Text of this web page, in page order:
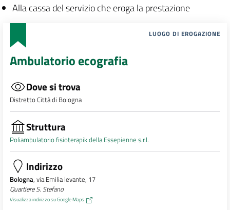
Alla cassa del servizio che eroga la prestazione
LUOGO DI EROGAZIONE
Ambulatorio ecografia
Dove si trova
Distretto Città di Bologna
Struttura
Poliambulatorio fisioterapik della Essepienne s.r.l.
Indirizzo
Bologna, via Emilia levante, 17
Quartiere S. Stefano
Visualizza indirizzo su Google Maps